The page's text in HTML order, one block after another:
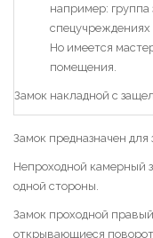
например:
Но имеется
помещения.
Замок накладной с
Замок предназначен
Непроходной камерный
одной стороны.
Замок проходной
открывающиеся